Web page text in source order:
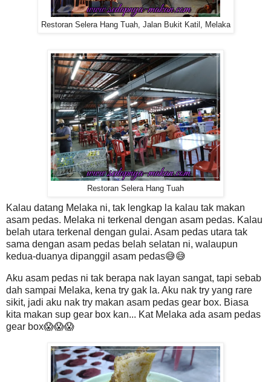
Restoran Selera Hang Tuah, Jalan Bukit Katil, Melaka
Restoran Selera Hang Tuah
Kalau datang Melaka ni, tak lengkap la kalau tak makan
asam pedas. Melaka ni terkenal dengan asam pedas. Kalau
belah utara terkenal dengan gulai. Asam pedas utara tak
sama dengan asam pedas belah selatan ni, walaupun
kedua-duanya dipanggil asam pedas😅😅
Aku asam pedas ni tak berapa nak layan sangat, tapi sebab
dah sampai Melaka, kena try gak la. Aku nak try yang rare
sikit, jadi aku nak try makan asam pedas gear box. Biasa
kita makan sup gear box kan... Kat Melaka ada asam pedas
gear box😱😱😱